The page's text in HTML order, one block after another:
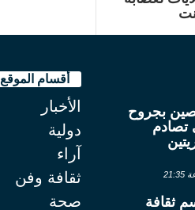
بجروح
ثقافة
أقسام الموقع
الأخبار
دولية
آراء
ثقافة وفن
صحة